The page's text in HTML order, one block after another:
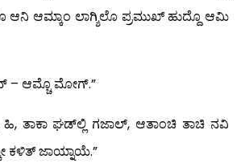
ಆನಿ ಆಮ್ಕಾಂ ಲಾಗ್ಶಿಲೊ ಪ್ರಮುಖ್ ಹುದ್ದೊ ಆಮಿ
– ಆಮ್ಚೊ ಮೋಗ್.”
ತಾಕಾ ಘಡ್‍ಲ್ಲಿ ಗಜಾಲ್, ಆತಾಂಚಿ ತಾಚಿ ನವಿ
ಕಳಿತ್ ಜಾಯ್ನಾಯೆ.”